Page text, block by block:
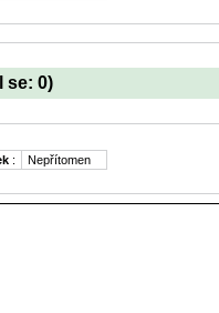
se: 0)
: Nepřítomen